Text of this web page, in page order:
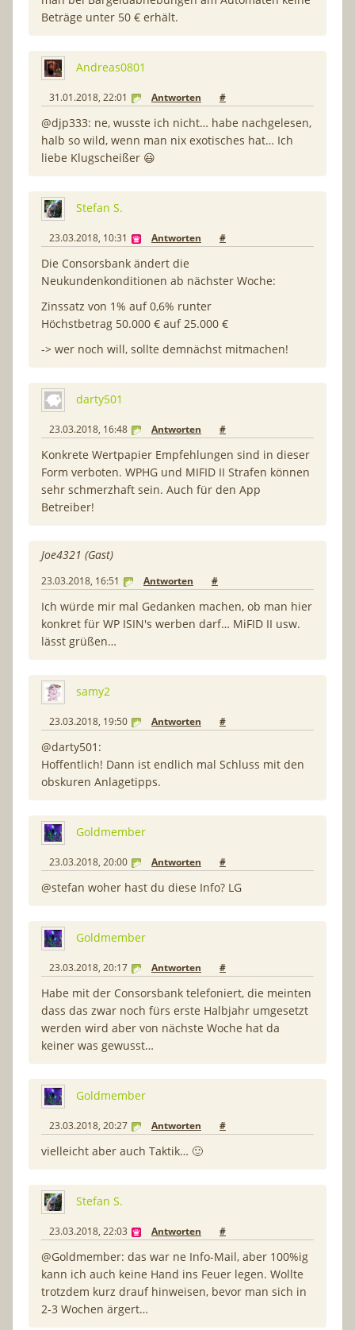
Beträge unter 50 € erhält.
Andreas0801
31.01.2018, 22:01 Antworten #
@djp333: ne, wusste ich nicht… habe nachgelesen,
halb so wild, wenn man nix exotisches hat… Ich
liebe Klugscheißer 😃
Stefan S.
23.03.2018, 10:31 Antworten #
Die Consorsbank ändert die
Neukundenkonditionen ab nächster Woche:
Zinssatz von 1% auf 0,6% runter
Höchstbetrag 50.000 € auf 25.000 €
-> wer noch will, sollte demnächst mitmachen!
darty501
23.03.2018, 16:48 Antworten #
Konkrete Wertpapier Empfehlungen sind in dieser
Form verboten. WPHG und MIFID II Strafen können
sehr schmerzhaft sein. Auch für den App
Betreiber!
Joe4321 (Gast)
23.03.2018, 16:51 Antworten #
Ich würde mir mal Gedanken machen, ob man hier
konkret für WP ISIN's werben darf… MiFID II usw.
lässt grüßen…
samy2
23.03.2018, 19:50 Antworten #
@darty501:
Hoffentlich! Dann ist endlich mal Schluss mit den
obskuren Anlagetipps.
Goldmember
23.03.2018, 20:00 Antworten #
@stefan woher hast du diese Info? LG
Goldmember
23.03.2018, 20:17 Antworten #
Habe mit der Consorsbank telefoniert, die meinten
dass das zwar noch fürs erste Halbjahr umgesetzt
werden wird aber von nächste Woche hat da
keiner was gewusst…
Goldmember
23.03.2018, 20:27 Antworten #
vielleicht aber auch Taktik… 🙂
Stefan S.
23.03.2018, 22:03 Antworten #
@Goldmember: das war ne Info-Mail, aber 100%ig
kann ich auch keine Hand ins Feuer legen. Wollte
trotzdem kurz drauf hinweisen, bevor man sich in
2-3 Wochen ärgert…